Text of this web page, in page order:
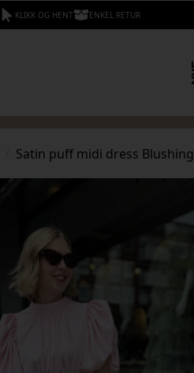
KLIKK OG HENT ENKEL RETUR
Satin puff midi dress